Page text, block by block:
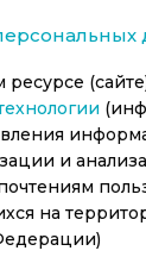
и
на